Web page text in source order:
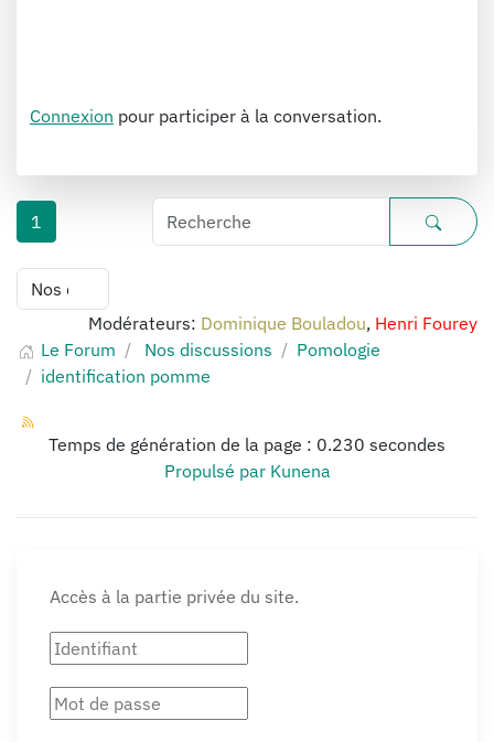
Connexion pour participer à la conversation.
1
Modérateurs: Dominique Bouladou, Henri Fourey
Le Forum
Nos discussions
Pomologie
identification pomme
Temps de génération de la page : 0.230 secondes
Propulsé par Kunena
Accès à la partie privée du site.